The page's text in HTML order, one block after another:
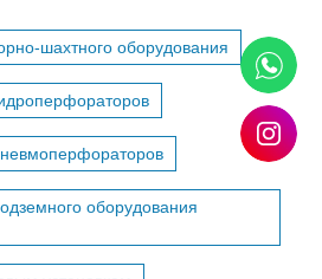
шахтного оборудования
оборудования